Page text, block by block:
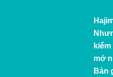
mở
Bản